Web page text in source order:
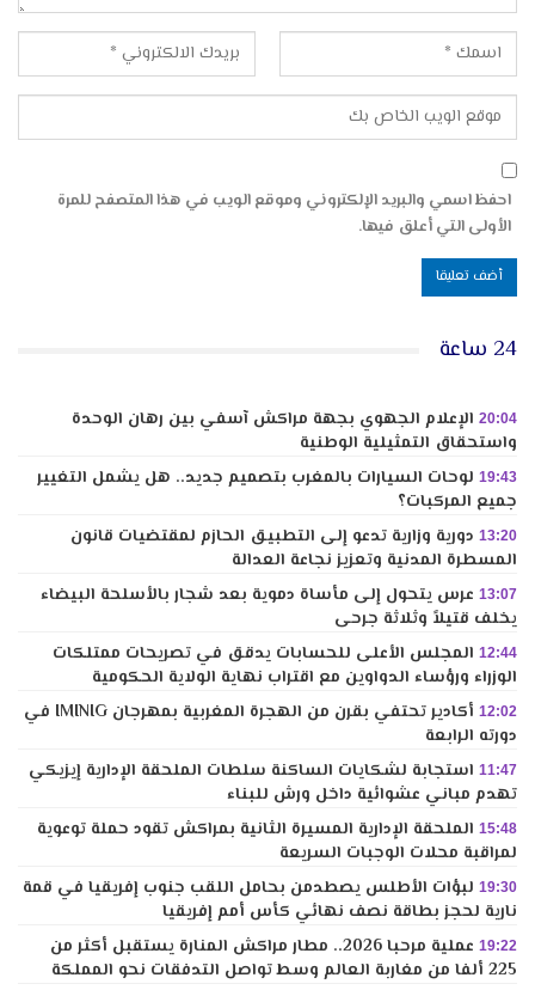
احفظ اسمي والبريد الإلكتروني وموقع الويب في هذا المتصفح للمرة
الأولى التي أعلق فيها.
24 ساعة
20:04 الإعلام الجهوي بجهة مراكش آسفي بين رهان الوحدة
واستحقاق التمثيلية الوطنية
19:43 لوحات السيارات بالمغرب بتصميم جديد.. هل يشمل التغيير
جميع المركبات؟
13:20 دورية وزارية تدعو إلى التطبيق الحازم لمقتضيات قانون
المسطرة المدنية وتعزيز نجاعة العدالة
13:07 عرس يتحول إلى مأساة دموية بعد شجار بالأسلحة البيضاء
يخلف قتيلاً وثلاثة جرحى
12:44 المجلس الأعلى للحسابات يدقق في تصريحات ممتلكات
الوزراء ورؤساء الدواوين مع اقتراب نهاية الولاية الحكومية
12:02
أكادير تحتفي بقرن من الهجرة المغربية بمهرجان IMINIG في
دورته الرابعة
11:47 استجابة لشكايات الساكنة سلطات الملحقة الإدارية إيزيكي
تهدم مباني عشوائية داخل ورش للبناء
15:48 الملحقة الإدارية المسيرة الثانية بمراكش تقود حملة توعوية
لمراقبة محلات الوجبات السريعة
19:30 لبؤات الأطلس يصطدمن بحامل اللقب جنوب إفريقيا في قمة
نارية لحجز بطاقة نصف نهائي كأس أمم إفريقيا
19:22
عملية مرحبا 2026.. مطار مراكش المنارة يستقبل أكثر من
225 ألفا من مغاربة العالم وسط تواصل التدفقات نحو المملكة